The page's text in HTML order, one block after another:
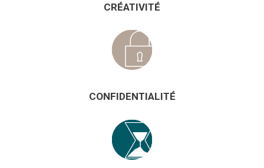
CRÉATIVITÉ
CONFIDENTIALITÉ